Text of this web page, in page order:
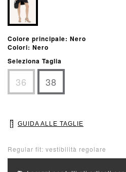
Colore principale: Nero
Colori: Nero
Seleziona Taglia
36 38
GUIDA ALLE TAGLIE
Regular fit: vestibilità regolare